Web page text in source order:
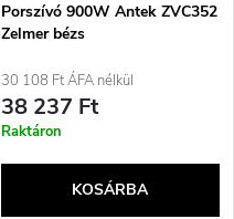
Porszívó 900W Antek ZVC352
Zelmer bézs
30 108 Ft ÁFA nélkül
38 237 Ft
Raktáron
KOSÁRBA